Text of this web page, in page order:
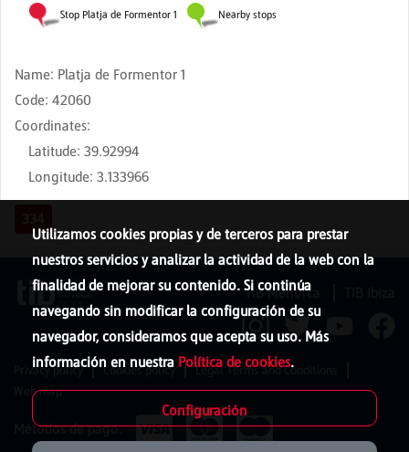
Name: Platja de Formentor 1
Code: 42060
Coordinates:
Latitude: 39.92994
Longitude: 3.133966
Utilizamos cookies propias y de terceros para prestar
nuestros servicios y analizar la actividad de la web con la
finalidad de mejorar su contenido. Si continúa
navegando sin modificar la configuración de su
navegador, consideramos que acepta su uso. Más
información en nuestra Política de cookies.
Configuración
TIB Menorca
Privacy policy Cookies policy
Legal Terms and Conditions
Web map
Métodos de pago: